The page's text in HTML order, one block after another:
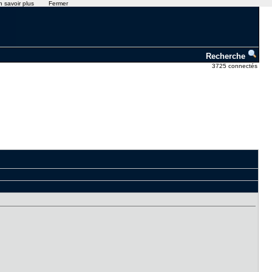
Recherche
3725 connectés
savoir plus Fermer